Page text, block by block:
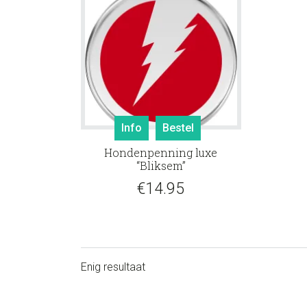
Info Bestel
Hondenpenning luxe
“Bliksem”
€14.95
Enig resultaat